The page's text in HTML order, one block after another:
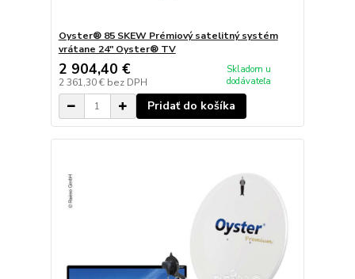
Oyster® 85 SKEW Prémiový satelitný systém
vrátane 24" Oyster® TV
2 904,40 €
2 361,30 € bez DPH
Skladom u
dodávateľa
Pridať do košíka